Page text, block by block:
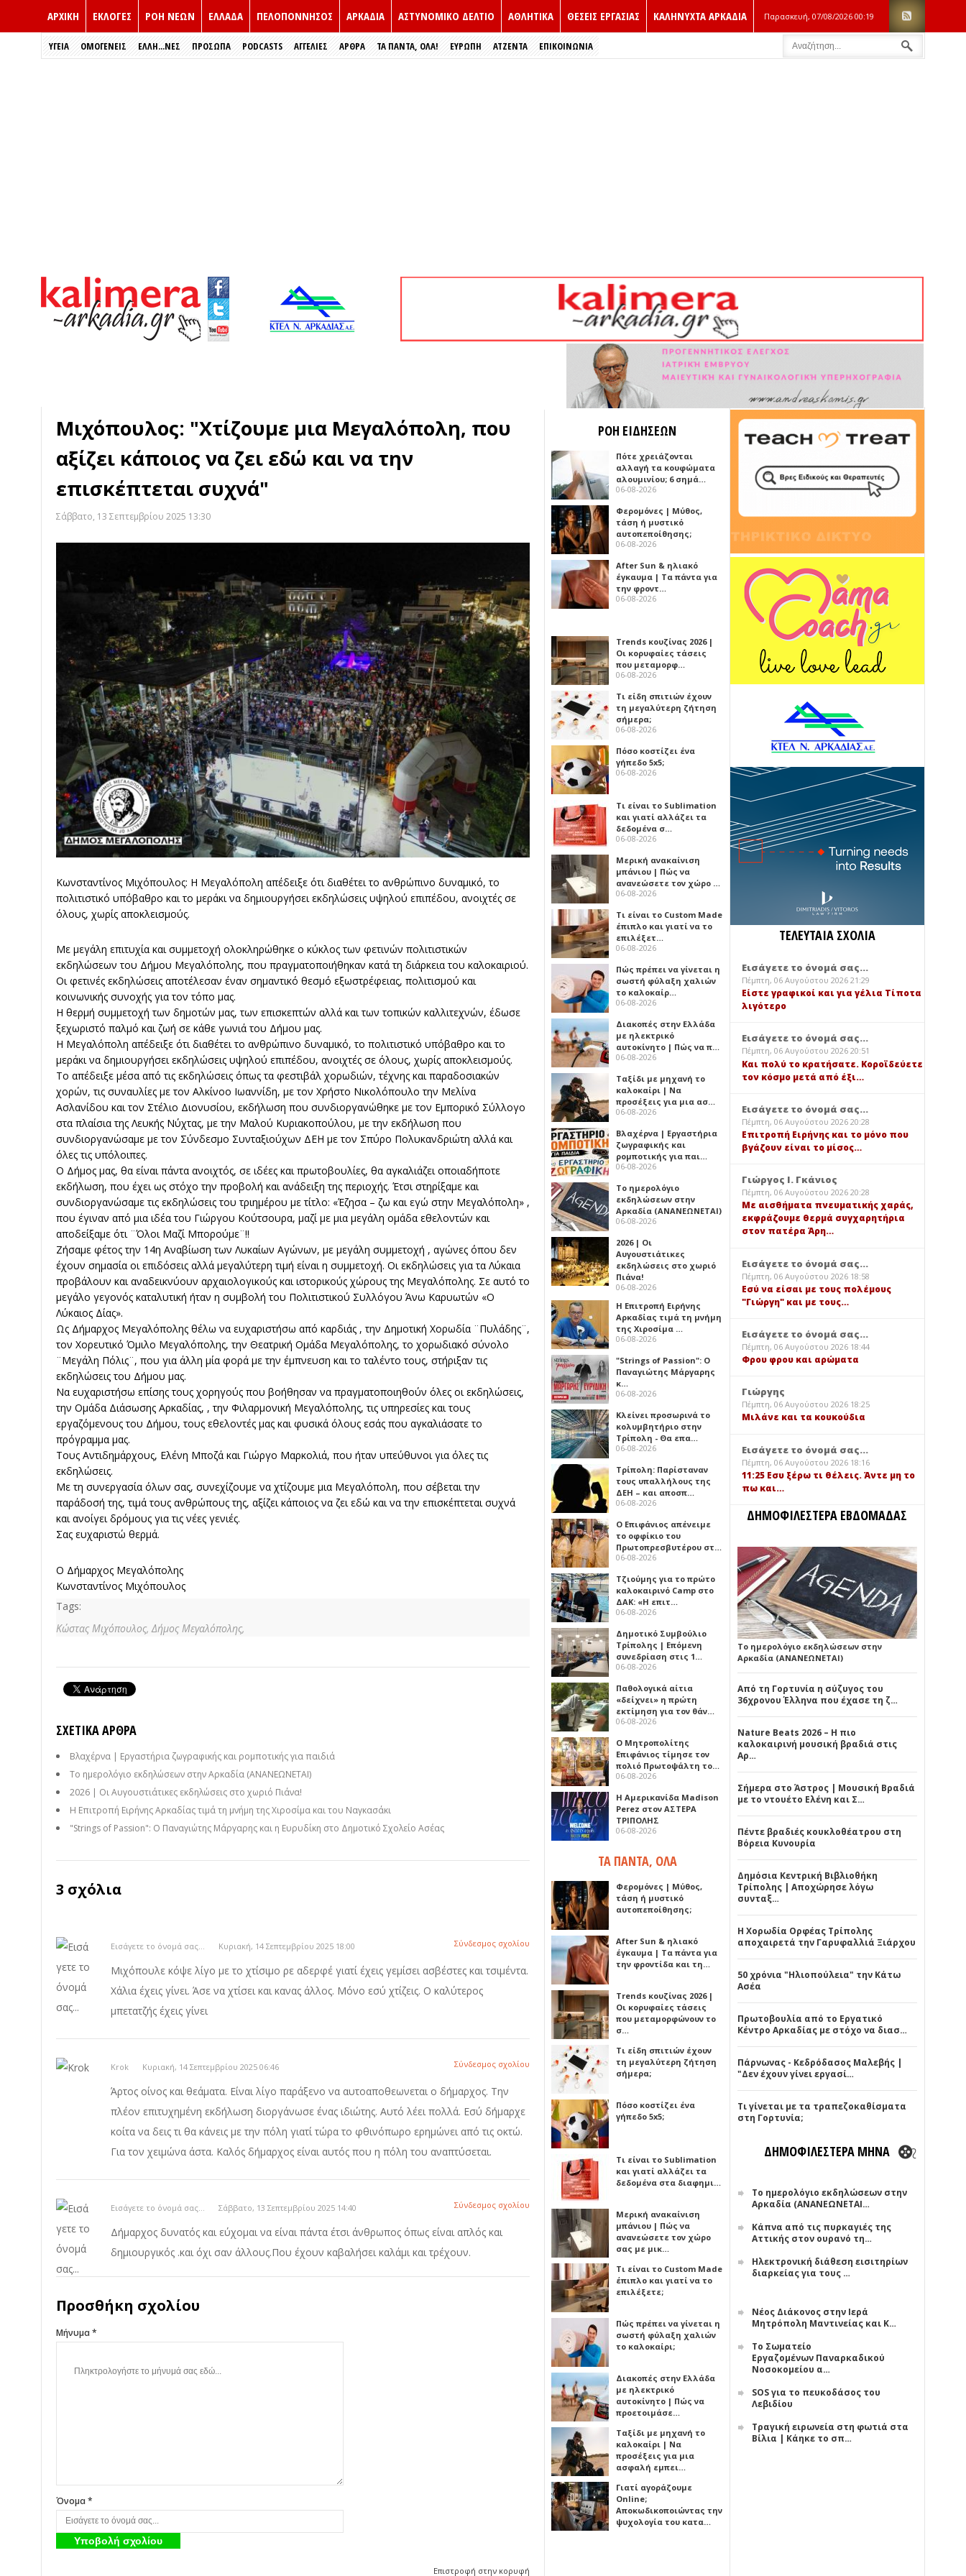
ΑΡΧΙΚΗ ΕΚΛΟΓΈΣ ΡΟΗ ΝΕΩΝ ΕΛΛΑΔΑ ΠΕΛΟΠΟΝΝΗΣΟΣ ΑΡΚΑΔΙΑ ΑΣΤΥΝΟΜΙΚΟ ΔΕΛΤΙΟ ΑΘΛΗΤΙΚΑ ΘΕΣΕΙΣ ΕΡΓΑΣΙΑΣ ΚΑΛΗΝΥΧΤΑ ΑΡΚΑΔΙΑ Παρασκευή, 07/08/2026 00:19
ΥΓΕΙΑ ΟΜΟΓΕΝΕΙΣ ΈΛΛΗ...ΝΕΣ ΠΡΌΣΩΠΑ PODCASTS ΑΓΓΕΛΙΕΣ ΑΡΘΡΑ ΤΑ ΠΑΝΤΑ, ΟΛΑ! ΕΥΡΏΠΗ ΑΤΖΕΝΤΑ ΕΠΙΚΟΙΝΩΝΙΑ
Μιχόπουλος: "Χτίζουμε μια Μεγαλόπολη, που
αξίζει κάποιος να ζει εδώ και να την
επισκέπτεται συχνά"
Σάββατο, 13 Σεπτεμβρίου 2025 13:30
Κωνσταντίνος Μιχόπουλος: Η Μεγαλόπολη απέδειξε ότι διαθέτει το ανθρώπινο δυναμικό, το
πολιτιστικό υπόβαθρο και το μεράκι να δημιουργήσει εκδηλώσεις υψηλού επιπέδου, ανοιχτές σε
όλους, χωρίς αποκλεισμούς.
Με μεγάλη επιτυχία και συμμετοχή ολοκληρώθηκε ο κύκλος των φετινών πολιτιστικών
εκδηλώσεων του Δήμου Μεγαλόπολης, που πραγματοποιήθηκαν κατά τη διάρκεια του καλοκαιριού.
Οι φετινές εκδηλώσεις αποτέλεσαν έναν σημαντικό θεσμό εξωστρέφειας, πολιτισμού και
κοινωνικής συνοχής για τον τόπο μας.
Η θερμή συμμετοχή των δημοτών μας, των επισκεπτών αλλά και των τοπικών καλλιτεχνών, έδωσε
ξεχωριστό παλμό και ζωή σε κάθε γωνιά του Δήμου μας.
Η Μεγαλόπολη απέδειξε ότι διαθέτει το ανθρώπινο δυναμικό, το πολιτιστικό υπόβαθρο και το
μεράκι να δημιουργήσει εκδηλώσεις υψηλού επιπέδου, ανοιχτές σε όλους, χωρίς αποκλεισμούς.
Το απέδειξε μέσα από τις εκδηλώσεις όπως τα φεστιβάλ χορωδιών, τέχνης και παραδοσιακών
χορών, τις συναυλίες με τον Αλκίνοο Ιωαννίδη, με τον Χρήστο Νικολόπουλο την Μελίνα
Ασλανίδου και τον Στέλιο Διονυσίου, εκδήλωση που συνδιοργανώθηκε με τον Εμπορικό Σύλλογο
στα πλαίσια της Λευκής Νύχτας, με την Μαλού Κυριακοπούλου, με την εκδήλωση που
συνδιοργανώσαμε με τον Σύνδεσμο Συνταξιούχων ΔΕΗ με τον Σπύρο Πολυκανδριώτη αλλά και
όλες τις υπόλοιπες.
Ο Δήμος μας, θα είναι πάντα ανοιχτός, σε ιδέες και πρωτοβουλίες, θα αγκαλιάζει οποιαδήποτε
εκδήλωση, που έχει ως στόχο την προβολή και ανάδειξη της περιοχής. Έτσι στηρίξαμε και
συνδιοργανώσαμε τις εκδηλώσεις του τριημέρου με τίτλο: «Έζησα – ζω και εγώ στην Μεγαλόπολη» ,
που έγιναν από μια ιδέα του Γιώργου Κούτσουρα, μαζί με μια μεγάλη ομάδα εθελοντών και
αποδείξαμε ότι ¨Όλοι Μαζί Μπορούμε¨!!
Ζήσαμε φέτος την 14η Αναβίωση των Λυκαίων Αγώνων, με μεγάλη συμμετοχή , αγώνες όπου δεν
έχουν σημασία οι επιδόσεις αλλά μεγαλύτερη τιμή είναι η συμμετοχή. Οι εκδηλώσεις για τα Λύκαια
προβάλουν και αναδεικνύουν αρχαιολογικούς και ιστορικούς χώρους της Μεγαλόπολης. Σε αυτό το
μεγάλο γεγονός καταλυτική ήταν η συμβολή του Πολιτιστικού Συλλόγου Άνω Καρυωτών «Ο
Λύκαιος Δίας».
Ως Δήμαρχος Μεγαλόπολης θέλω να ευχαριστήσω από καρδιάς , την Δημοτική Χορωδία ¨Πυλάδης¨,
τον Χορευτικό Όμιλο Μεγαλόπολης, την Θεατρική Ομάδα Μεγαλόπολης, το χορωδιακό σύνολο
¨Μεγάλη Πόλις¨, που για άλλη μία φορά με την έμπνευση και το ταλέντο τους, στήριξαν τις
εκδηλώσεις του Δήμου μας.
Να ευχαριστήσω επίσης τους χορηγούς που βοήθησαν να πραγματοποιηθούν όλες οι εκδηλώσεις,
την Ομάδα Διάσωσης Αρκαδίας, , την Φιλαρμονική Μεγαλόπολης, τις υπηρεσίες και τους
εργαζόμενους του Δήμου, τους εθελοντές μας και φυσικά όλους εσάς που αγκαλιάσατε το
πρόγραμμα μας.
Τους Αντιδημάρχους, Ελένη Μποζά και Γιώργο Μαρκολιά, που ήταν υπεύθυνοι για όλες τις
εκδηλώσεις.
Με τη συνεργασία όλων σας, συνεχίζουμε να χτίζουμε μια Μεγαλόπολη, που σέβεται την
παράδοσή της, τιμά τους ανθρώπους της, αξίζει κάποιος να ζει εδώ και να την επισκέπτεται συχνά
και ανοίγει δρόμους για τις νέες γενιές.
Σας ευχαριστώ θερμά.
Ο Δήμαρχος Μεγαλόπολης
Κωνσταντίνος Μιχόπουλος
Tags:
Κώστας Μιχόπουλος, Δήμος Μεγαλόπολης,
ΣΧΕΤΙΚΆ ΆΡΘΡΑ
Βλαχέρνα | Εργαστήρια ζωγραφικής και ρομποτικής για παιδιά
Το ημερολόγιο εκδηλώσεων στην Αρκαδία (ΑΝΑΝΕΩΝΕΤΑΙ)
2026 | Οι Αυγουστιάτικες εκδηλώσεις στο χωριό Πιάνα!
Η Επιτροπή Ειρήνης Αρκαδίας τιμά τη μνήμη της Χιροσίμα και του Ναγκασάκι
"Strings of Passion": Ο Παναγιώτης Μάργαρης και η Ευρυδίκη στο Δημοτικό Σχολείο Ασέας
3 σχόλια
Εισάγετε το όνομά σας... Κυριακή, 14 Σεπτεμβρίου 2025 18:00 Σύνδεσμος σχολίου
Μιχόπουλε κόψε λίγο με το χτίσιμο ρε αδερφέ γιατί έχεις γεμίσει ασβέστες και τσιμέντα.
Χάλια έχεις γίνει. Άσε να χτίσει και κανας άλλος. Μόνο εσύ χτίζεις. Ο καλύτερος
μπετατζής έχεις γίνει
Krok Κυριακή, 14 Σεπτεμβρίου 2025 06:46 Σύνδεσμος σχολίου
Άρτος οίνος και θεάματα. Είναι λίγο παράξενο να αυτοαποθεωνεται ο δήμαρχος. Την
πλέον επιτυχημένη εκδήλωση διοργάνωσε ένας ιδιώτης. Αυτό λέει πολλά. Εσύ δήμαρχε
κοίτα να δεις τι θα κάνεις με την πόλη γιατί τώρα το φθινόπωρο ερημώνει από τις οκτώ.
Για τον χειμώνα άστα. Καλός δήμαρχος είναι αυτός που η πόλη του αναπτύσεται.
Εισάγετε το όνομά σας... Σάββατο, 13 Σεπτεμβρίου 2025 14:40 Σύνδεσμος σχολίου
Δήμαρχος δυνατός και εύχομαι να είναι πάντα έτσι άνθρωπος όπως είναι απλός και
δημιουργικός .και όχι σαν άλλους.Που έχουν καβαλήσει καλάμι και τρέχουν.
Προσθήκη σχολίου
Μήνυμα *
Όνομα *
Επιστροφή στην κορυφή
ΡΟΗ ΕΙΔΗΣΕΩΝ
Πότε χρειάζονται
αλλαγή τα κουφώματα
αλουμινίου; 6 σημά…
06-08-2026
Φερομόνες | Μύθος,
τάση ή μυστικό
αυτοπεποίθησης;
06-08-2026
After Sun & ηλιακό
έγκαυμα | Τα πάντα για
την φροντ…
06-08-2026
Trends κουζίνας 2026 |
Οι κορυφαίες τάσεις
που μεταμορφ…
06-08-2026
Τι είδη σπιτιών έχουν
τη μεγαλύτερη ζήτηση
σήμερα;
06-08-2026
Πόσο κοστίζει ένα
γήπεδο 5x5;
06-08-2026
Τι είναι το Sublimation
και γιατί αλλάζει τα
δεδομένα σ…
06-08-2026
Μερική ανακαίνιση
μπάνιου | Πώς να
ανανεώσετε τον χώρο …
06-08-2026
Τι είναι το Custom Made
έπιπλο και γιατί να το
επιλέξετ…
06-08-2026
Πώς πρέπει να γίνεται η
σωστή φύλαξη χαλιών
το καλοκαίρ…
06-08-2026
Διακοπές στην Ελλάδα
με ηλεκτρικό
αυτοκίνητο | Πώς να π…
06-08-2026
Ταξίδι με μηχανή το
καλοκαίρι | Να
προσέξεις για μια ασ…
06-08-2026
Βλαχέρνα | Εργαστήρια
ζωγραφικής και
ρομποτικής για παι…
06-08-2026
Το ημερολόγιο
εκδηλώσεων στην
Αρκαδία (ΑΝΑΝΕΩΝΕΤΑΙ)
06-08-2026
2026 | Οι
Αυγουστιάτικες
εκδηλώσεις στο χωριό
Πιάνα!
06-08-2026
Η Επιτροπή Ειρήνης
Αρκαδίας τιμά τη μνήμη
της Χιροσίμα …
06-08-2026
"Strings of Passion": Ο
Παναγιώτης Μάργαρης
κ…
06-08-2026
Κλείνει προσωρινά το
κολυμβητήριο στην
Τρίπολη - Θα επα…
06-08-2026
Τρίπολη: Παρίσταναν
τους υπαλλήλους της
ΔΕΗ – και αποσπ…
06-08-2026
Ο Επιφάνιος απένειμε
το οφφίκιο του
Πρωτοπρεσβυτέρου στ…
06-08-2026
Τζιούμης για το πρώτο
καλοκαιρινό Camp στο
ΔΑΚ: «Η επιτ…
06-08-2026
Δημοτικό Συμβούλιο
Τρίπολης | Επόμενη
συνεδρίαση στις 1…
06-08-2026
Παθολογικά αίτια
«δείχνει» η πρώτη
εκτίμηση για τον θάν…
06-08-2026
Ο Μητροπολίτης
Επιφάνιος τίμησε τον
πολιό Πρωτοψάλτη το…
06-08-2026
Η Αμερικανίδα Madison
Perez στον ΑΣΤΕΡΑ
ΤΡΙΠΟΛΗΣ
06-08-2026
ΤΑ ΠΑΝΤΑ, ΟΛΑ
Φερομόνες | Μύθος,
τάση ή μυστικό
αυτοπεποίθησης;
After Sun & ηλιακό
έγκαυμα | Τα πάντα για
την φροντίδα και τη…
Trends κουζίνας 2026 |
Οι κορυφαίες τάσεις
που μεταμορφώνουν το
σ…
Τι είδη σπιτιών έχουν
τη μεγαλύτερη ζήτηση
σήμερα;
Πόσο κοστίζει ένα
γήπεδο 5x5;
Τι είναι το Sublimation
και γιατί αλλάζει τα
δεδομένα στα διαφημι…
Μερική ανακαίνιση
μπάνιου | Πώς να
ανανεώσετε τον χώρο
σας με μικ…
Τι είναι το Custom Made
έπιπλο και γιατί να το
επιλέξετε;
Πώς πρέπει να γίνεται η
σωστή φύλαξη χαλιών
το καλοκαίρι;
Διακοπές στην Ελλάδα
με ηλεκτρικό
αυτοκίνητο | Πώς να
προετοιμάσε…
Ταξίδι με μηχανή το
καλοκαίρι | Να
προσέξεις για μια
ασφαλή εμπει…
Γιατί αγοράζουμε
Online;
Αποκωδικοποιώντας την
ψυχολογία του κατα…
ΤΕΛΕΥΤΑΙΑ ΣΧΟΛΙΑ
Εισάγετε το όνομά σας...
Πέμπτη, 06 Αυγούστου 2026 21:29
Είστε γραφικοί και για γέλια Τίποτα
λιγότερο
Εισάγετε το όνομά σας...
Πέμπτη, 06 Αυγούστου 2026 20:51
Και πολύ το κρατήσατε. Κοροϊδεύετε
τον κόσμο μετά από έξι…
Εισάγετε το όνομά σας...
Πέμπτη, 06 Αυγούστου 2026 20:28
Επιτροπή Ειρήνης και το μόνο που
βγάζουν είναι το μίσος…
Γιώργος Ι. Γκάνιος
Πέμπτη, 06 Αυγούστου 2026 20:28
Με αισθήματα πνευματικής χαράς,
εκφράζουμε θερμά συγχαρητήρια
στον πατέρα Άρη…
Εισάγετε το όνομά σας...
Πέμπτη, 06 Αυγούστου 2026 18:58
Εσύ να είσαι με τους πολέμους
"Γιώργη" και με τους…
Εισάγετε το όνομά σας...
Πέμπτη, 06 Αυγούστου 2026 18:44
Φρου φρου και αρώματα
Γιώργης
Πέμπτη, 06 Αυγούστου 2026 18:25
Μιλάνε και τα κουκούδια
Εισάγετε το όνομά σας...
Πέμπτη, 06 Αυγούστου 2026 18:16
11:25 Εσυ ξέρω τι θέλεις. Άντε μη το
πω και…
ΔΗΜΟΦΙΛΕΣΤΕΡΑ ΕΒΔΟΜΑΔΑΣ
Το ημερολόγιο εκδηλώσεων στην
Αρκαδία (ΑΝΑΝΕΩΝΕΤΑΙ)
Από τη Γορτυνία η σύζυγος του
36χρονου Έλληνα που έχασε τη ζ…
Nature Beats 2026 – Η πιο
καλοκαιρινή μουσική βραδιά στις
Αρ…
Σήμερα στο Άστρος | Μουσική Βραδιά
με το ντουέτο Ελένη και Σ…
Πέντε βραδιές κουκλοθέατρου στη
Βόρεια Κυνουρία
Δημόσια Κεντρική Βιβλιοθήκη
Τρίπολης | Αποχώρησε λόγω
συνταξ…
Η Χορωδία Ορφέας Τρίπολης
αποχαιρετά την Γαρυφαλλιά Ξιάρχου
50 χρόνια "Ηλιοπούλεια" την Κάτω
Ασέα
Πρωτοβουλία από το Εργατικό
Κέντρο Αρκαδίας με στόχο να διασ…
Πάρνωνας - Κεδρόδασος Μαλεβής |
"Δεν έχουν γίνει εργασί…
Τι γίνεται με τα τραπεζοκαθίσματα
στη Γορτυνία;
ΔΗΜΟΦΙΛΕΣΤΕΡΑ ΜΗΝΑ
Το ημερολόγιο εκδηλώσεων στην
Αρκαδία (ΑΝΑΝΕΩΝΕΤΑΙ…
Κάπνα από τις πυρκαγιές της
Αττικής στον ουρανό τη…
Ηλεκτρονική διάθεση εισιτηρίων
διαρκείας για τους …
Νέος Διάκονος στην Ιερά
Μητρόπολη Μαντινείας και Κ…
Το Σωματείο
Εργαζομένων Παναρκαδικού
Νοσοκομείου α…
SOS για το πευκοδάσος του
Λεβιδίου
Τραγική ειρωνεία στη φωτιά στα
Βίλια | Κάηκε το σπ…